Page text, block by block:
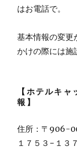
はお電話で。
基本情報の変更
かけの際には施
【ホテルキ
報】
住所：〒906-
１７５３−１３７